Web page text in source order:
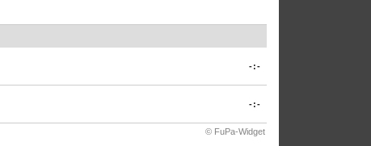
-:-
-:-
© FuPa-Widget